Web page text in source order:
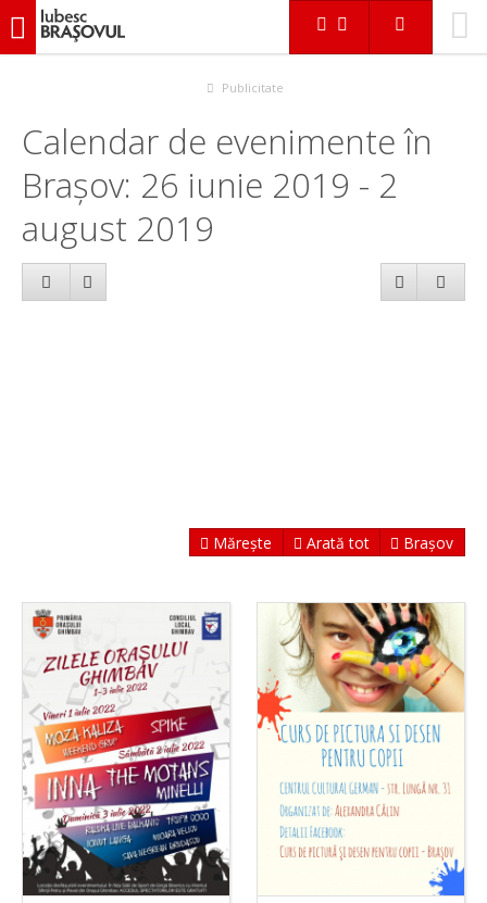
iubescbraşovul.ro
Publicitate
Calendar de evenimente în
Brașov: 26 iunie 2019 - 2
august 2019
Mărește Arată tot Brașov